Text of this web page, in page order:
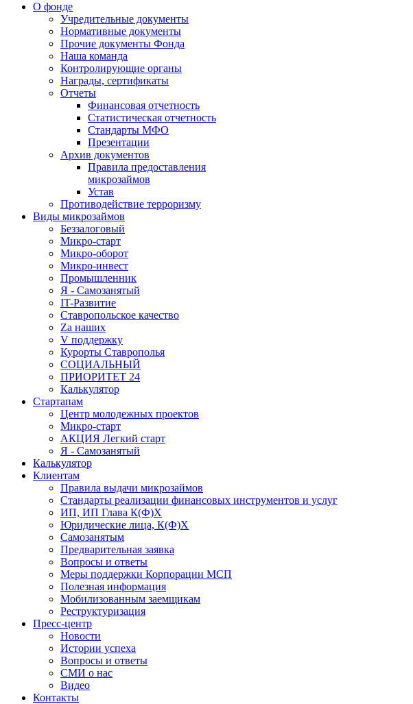
О фонде
Учредительные документы
Нормативные документы
Прочие документы Фонда
Наша команда
Контролирующие органы
Награды, сертификаты
Отчеты
Финансовая отчетность
Статистическая отчетность
Стандарты МФО
Презентации
Архив документов
Правила предоставления
микрозаймов
Устав
Противодействие терроризму
Виды микрозаймов
Беззалоговый
Микро-старт
Микро-оборот
Микро-инвест
Промышленник
Я - Самозанятый
IT-Развитие
Ставропольское качество
Za наших
V поддержку
Курорты Ставрополья
СОЦИАЛЬНЫЙ
ПРИОРИТЕТ 24
Калькулятор
Стартапам
Центр молодежных проектов
Микро-старт
АКЦИЯ Легкий старт
Я - Самозанятый
Калькулятор
Клиентам
Правила выдачи микрозаймов
Стандарты реализации финансовых инструментов и услуг
ИП, ИП Глава К(Ф)Х
Юридические лица, К(Ф)Х
Самозанятым
Предварительная заявка
Вопросы и ответы
Меры поддержки Корпорации МСП
Полезная информация
Мобилизованным заемщикам
Реструктуризация
Пресс-центр
Новости
Истории успеха
Вопросы и ответы
СМИ о нас
Видео
Контакты